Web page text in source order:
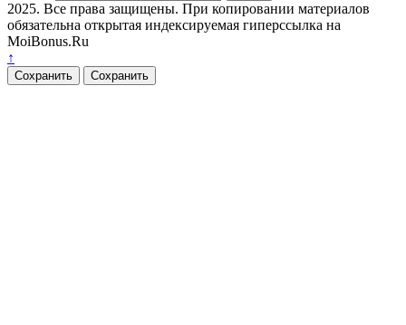
2025. Все права защищены. При копировании материалов
обязательна открытая индексируемая гиперссылка на
MoiBonus.Ru
↑